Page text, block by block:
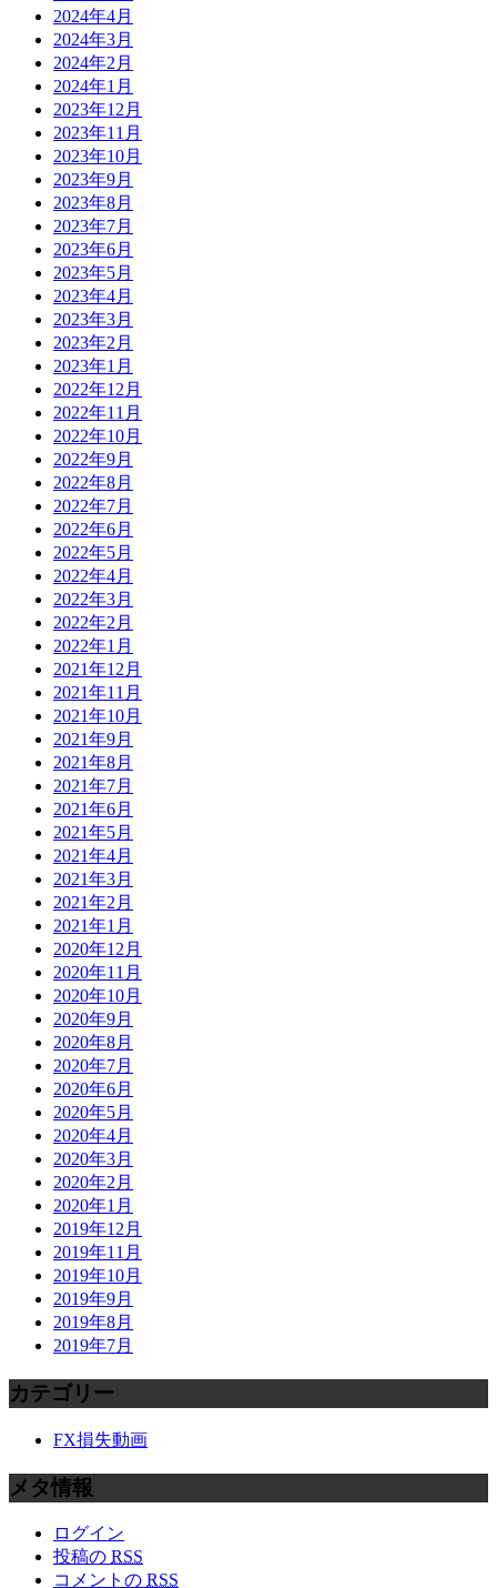
2024年4月
2024年3月
2024年2月
2024年1月
2023年12月
2023年11月
2023年10月
2023年9月
2023年8月
2023年7月
2023年6月
2023年5月
2023年4月
2023年3月
2023年2月
2023年1月
2022年12月
2022年11月
2022年10月
2022年9月
2022年8月
2022年7月
2022年6月
2022年5月
2022年4月
2022年3月
2022年2月
2022年1月
2021年12月
2021年11月
2021年10月
2021年9月
2021年8月
2021年7月
2021年6月
2021年5月
2021年4月
2021年3月
2021年2月
2021年1月
2020年12月
2020年11月
2020年10月
2020年9月
2020年8月
2020年7月
2020年6月
2020年5月
2020年4月
2020年3月
2020年2月
2020年1月
2019年12月
2019年11月
2019年10月
2019年9月
2019年8月
2019年7月
カテゴリー
FX損失動画
メタ情報
ログイン
投稿の RSS
コメントの RSS